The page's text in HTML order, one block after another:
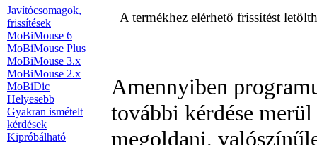
Javítócsomagok,
frissítések
MoBiMouse 6
MoBiMouse Plus
MoBiMouse 3.x
MoBiMouse 2.x
MoBiDic
Helyesebb
Gyakran ismételt
kérdések
Kipróbálható
A termékhez elérhető frissítést
Amennyiben
további kérdése
megoldani,